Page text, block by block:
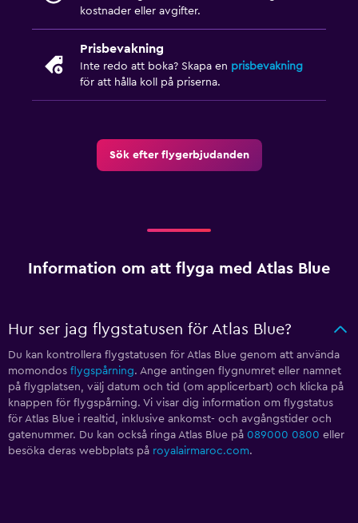
kostnader eller avgifter.
Prisbevakning
Inte redo att boka? Skapa en prisbevakning
för att hålla koll på priserna.
Sök efter flygerbjudanden
Information om att flyga med Atlas Blue
Hur ser jag flygstatusen för Atlas Blue?
Du kan kontrollera flygstatusen för Atlas Blue genom att använda
momondos flygspårning. Ange antingen flygnumret eller namnet
på flygplatsen, välj datum och tid (om applicerbart) och klicka på
knappen för flygspårning. Vi visar dig information om flygstatus
för Atlas Blue i realtid, inklusive ankomst- och avgångstider och
gatenummer. Du kan också ringa Atlas Blue på 089000 0800 eller
besöka deras webbplats på royalairmaroc.com.